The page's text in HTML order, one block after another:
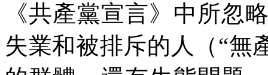
《共產黨宣言》中所忽
失業和被排斥的人（“無